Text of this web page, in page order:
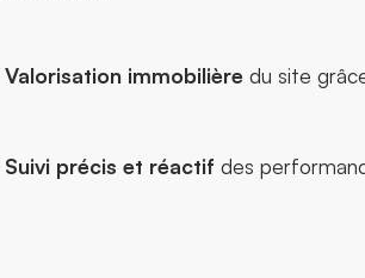
Valorisation immobilière du site
Suivi précis et réactif des